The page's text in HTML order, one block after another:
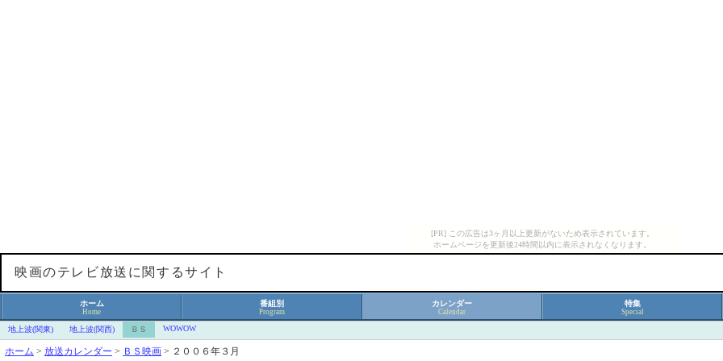
[PR] この広告は3ヶ月以上更新がないため表示されています。
ホームページを更新後24時間以内に表示されなくなります。
映画のテレビ放送に関するサイト
ホーム
Home
番組別
Program
カレンダー
Calendar
特集
Special
地上波(関東) 地上波(関西) ＢＳ WOWOW
ホーム > 放送カレンダー > ＢＳ映画 > ２００６年３月